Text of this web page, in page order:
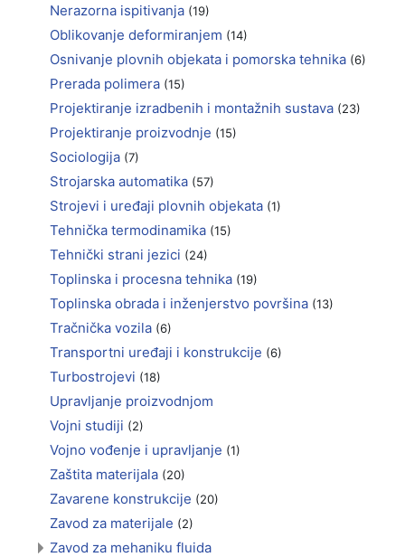
Nerazorna ispitivanja (19)
Oblikovanje deformiranjem (14)
Osnivanje plovnih objekata i pomorska tehnika (6)
Prerada polimera (15)
Projektiranje izradbenih i montažnih sustava (23)
Projektiranje proizvodnje (15)
Sociologija (7)
Strojarska automatika (57)
Strojevi i uređaji plovnih objekata (1)
Tehnička termodinamika (15)
Tehnički strani jezici (24)
Toplinska i procesna tehnika (19)
Toplinska obrada i inženjerstvo površina (13)
Tračnička vozila (6)
Transportni uređaji i konstrukcije (6)
Turbostrojevi (18)
Upravljanje proizvodnjom
Vojni studiji (2)
Vojno vođenje i upravljanje (1)
Zaštita materijala (20)
Zavarene konstrukcije (20)
Zavod za materijale (2)
Zavod za mehaniku fluida